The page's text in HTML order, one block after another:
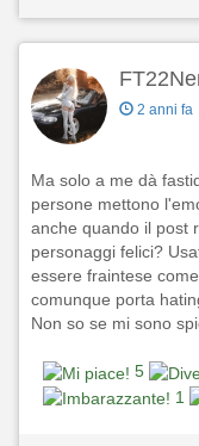
2 anni fa
Ma solo a me dà
persone mettono
anche quando il post
personaggi felici?
essere fraintese
comunque porta
Non so se mi sono
5
1